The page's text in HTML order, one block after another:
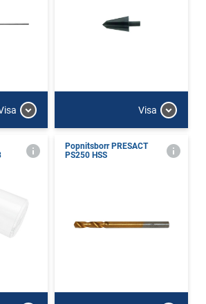
Visa
Popnitsborr PRESACT
PS250 HSS